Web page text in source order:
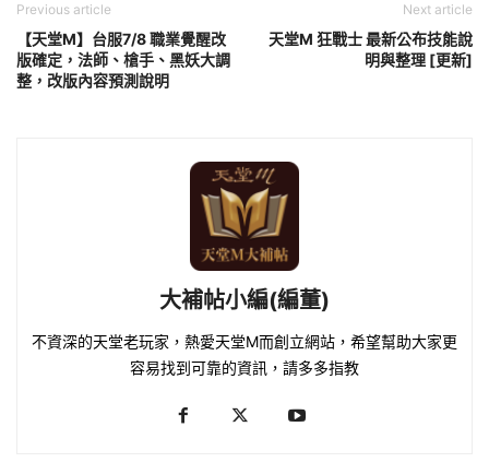
Previous article
【天堂M】台服7/8 職業覺醒改
版確定，法師、槍手、黑妖大調
整，改版內容預測說明
Next article
天堂M 狂戰士 最新公布技能說
明與整理 [更新]
大補帖小編(編董)
不資深的天堂老玩家，熱愛天堂M而創立網站，希望幫助大家更
容易找到可靠的資訊，請多多指教